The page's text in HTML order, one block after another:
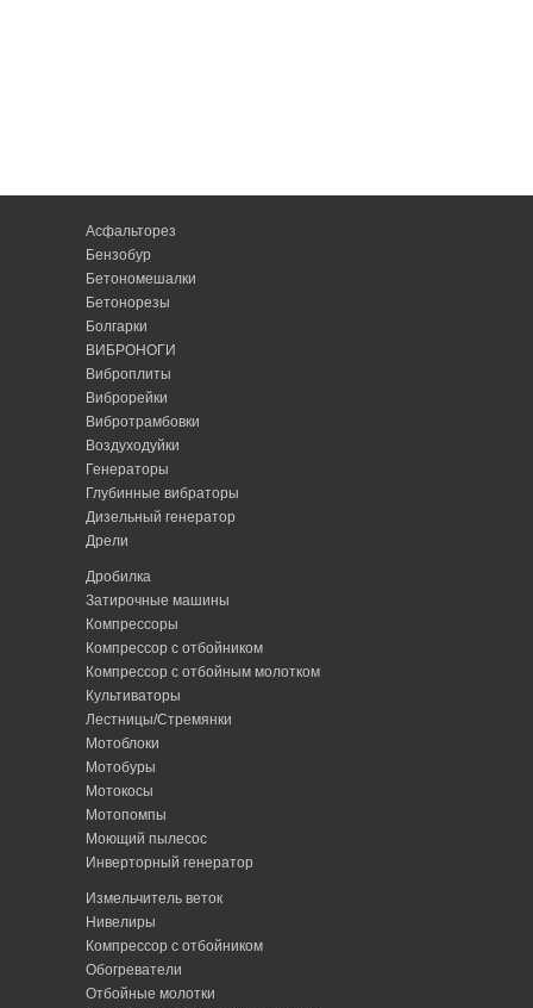
Асфальторез
Бензобур
Бетономешалки
Бетонорезы
Болгарки
ВИБРОНОГИ
Виброплиты
Виброрейки
Вибротрамбовки
Воздуходуйки
Генераторы
Глубинные вибраторы
Дизельный генератор
Дрели
Дробилка
Затирочные машины
Компрессоры
Компрессор с отбойником
Компрессор с отбойным молотком
Культиваторы
Лестницы/Стремянки
Мотоблоки
Мотобуры
Мотокосы
Мотопомпы
Моющий пылесос
Инверторный генератор
Измельчитель веток
Нивелиры
Компрессор с отбойником
Обогреватели
Отбойные молотки